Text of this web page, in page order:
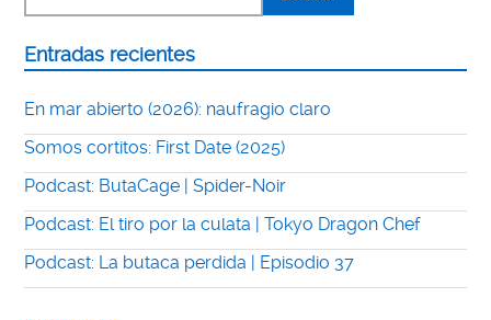
Entradas recientes
En mar abierto (2026): naufragio claro
Somos cortitos: First Date (2025)
Podcast: ButaCage | Spider-Noir
Podcast: El tiro por la culata | Tokyo Dragon Chef
Podcast: La butaca perdida | Episodio 37